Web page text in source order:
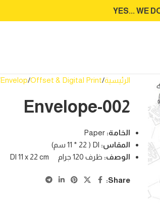
YES... WE
الرئيسية Offset & Digital Print
Envelop
Envelope-002
الخامة:
Paper
المقاس: Dl ( 11 * 22 سم)
الوصف: ظرف 120 جرام Dl 11 x 22 cm
Share: